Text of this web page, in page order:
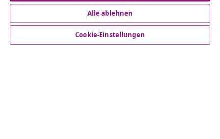
Kundenservice
Alle ablehnen
Cookie-Einstellungen